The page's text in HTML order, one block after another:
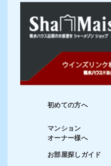
初めての方へ
マンション
オーナー様へ
お部屋探しガイド